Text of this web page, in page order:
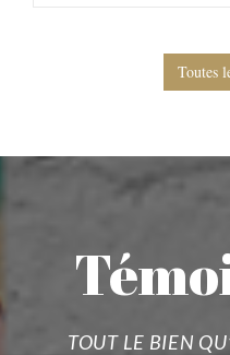
Toutes
TOUT LE BIEN